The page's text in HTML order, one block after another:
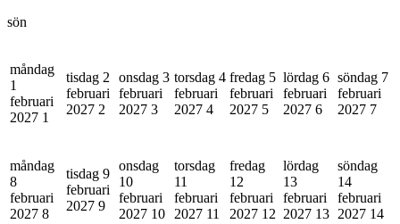
sön
måndag
1
februari
2027 1
tisdag 2
februari
2027 2
onsdag 3
februari
2027 3
torsdag 4
februari
2027 4
fredag 5
februari
2027 5
lördag 6
februari
2027 6
söndag 7
februari
2027 7
måndag
8
februari
2027 8
tisdag 9
februari
2027 9
onsdag
10
februari
2027 10
torsdag
11
februari
2027 11
fredag
12
februari
2027 12
lördag
13
februari
2027 13
söndag
14
februari
2027 14